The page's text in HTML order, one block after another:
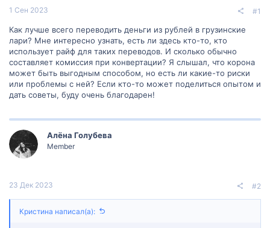
1 Сен 2023 #1
Как лучше всего переводить деньги из рублей в грузинские
лари? Мне интересно узнать, есть ли здесь кто-то, кто
использует райф для таких переводов. И сколько обычно
составляет комиссия при конвертации? Я слышал, что корона
может быть выгодным способом, но есть ли какие-то риски
или проблемы с ней? Если кто-то может поделиться опытом и
дать советы, буду очень благодарен!
Алëна Голубева
Member
23 Дек 2023 #2
Кристина написал(а):